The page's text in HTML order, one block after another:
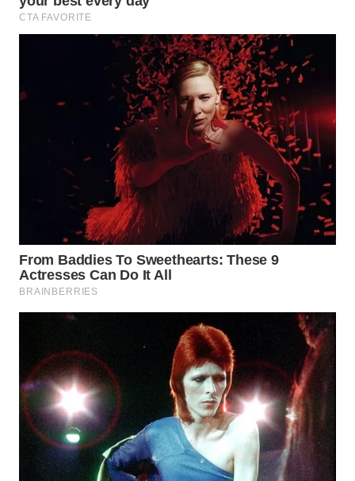
WN
LANGKAT
SELATAN
WN
LESUNG
WN
SIMALUNGUN
LABUHANBATU
WN
TAPANULI
TENGAH
WN DELI